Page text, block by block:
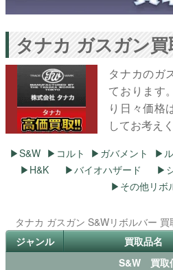
タナカ ガスガン
タナカのガ
ております
り日々価格
してお考え
S&W コルト ガバメント
H&K
バイオハザード
その他リボ
タナカ ガスガン S&Wリボルバー
ジャンル
買取品名
S&W 買取